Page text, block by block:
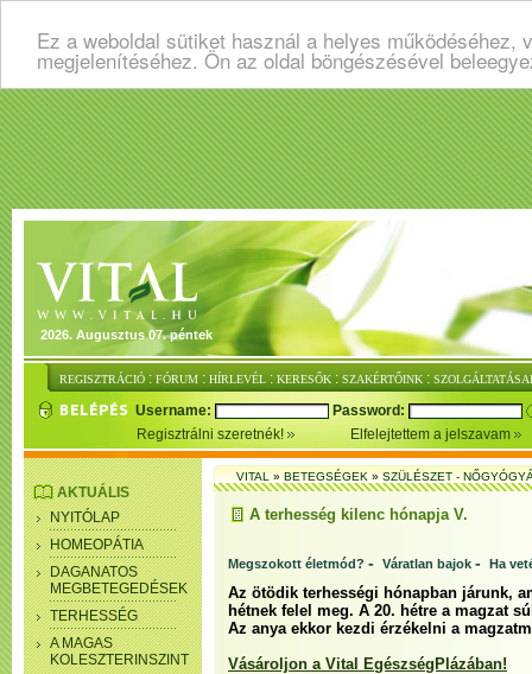
Ez a weboldal sütiket használ a helyes
megjelenítéséhez. Ön az oldal böngészésével
2026. Augusztus 07. péntek
REGISZTRÁCIÓ : FÓRUM : HÍRLEVÉL : KERESŐK : SZAKÉRTŐINK :
Username:
Password:
Regisztrálni szeretnék!
Elfelejtettem a jelszavam
AKTUÁLIS
NYITÓLAP
HOMEOPÁTIA
DAGANATOS
MEGBETEGEDÉSEK
TERHESSÉG
A MAGAS
KOLESZTERINSZINT
VITAL»BETEGSÉGEK»SZÜLÉSZET -
A terhesség kilenc hónapja V.
Megszokott életmód? - Váratlan bajok - Ha
Az ötödik terhességi hónapban járunk,
hétnek felel meg. A 20. hétre a magzat
Az anya ekkor kezdi érzékelni a
Vásároljon a Vital EgészségPlázában!